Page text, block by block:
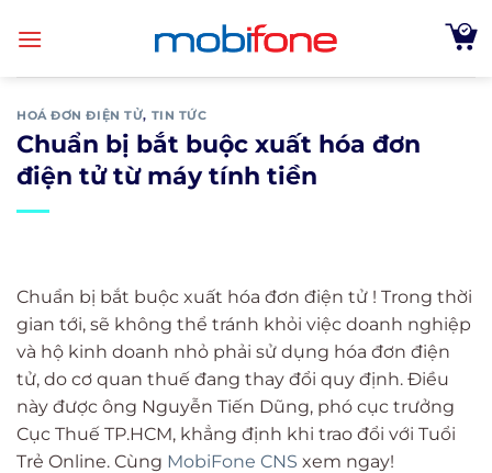
HOÁ ĐƠN ĐIỆN TỬ, TIN TỨC
Chuẩn bị bắt buộc xuất hóa đơn
điện tử từ máy tính tiền
Chuẩn bị bắt buộc xuất hóa đơn điện tử ! Trong thời
gian tới, sẽ không thể tránh khỏi việc doanh nghiệp
và hộ kinh doanh nhỏ phải sử dụng hóa đơn điện
tử, do cơ quan thuế đang thay đổi quy định. Điều
này được ông Nguyễn Tiến Dũng, phó cục trưởng
Cục Thuế TP.HCM, khẳng định khi trao đổi với Tuổi
Trẻ Online. Cùng MobiFone CNS xem ngay!